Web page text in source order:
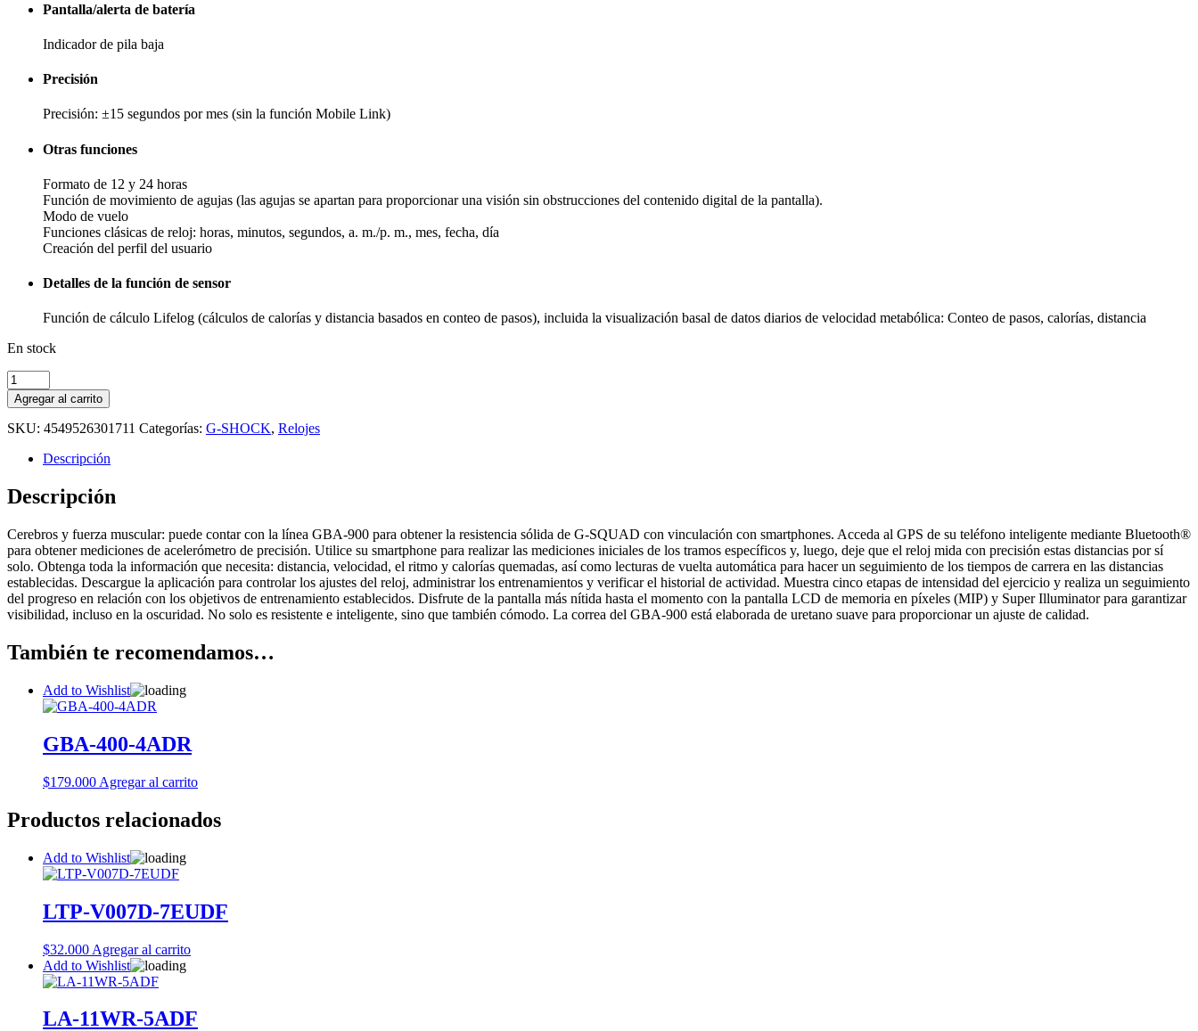
Pantalla/alerta de batería
Indicador de pila baja
Precisión
Precisión: ±15 segundos por mes (sin la función Mobile Link)
Otras funciones
Formato de 12 y 24 horas
Función de movimiento de agujas (las agujas se apartan para proporcionar una visión sin obstrucciones del contenido digital de la pantalla).
Modo de vuelo
Funciones clásicas de reloj: horas, minutos, segundos, a. m./p. m., mes, fecha, día
Creación del perfil del usuario
Detalles de la función de sensor
Función de cálculo Lifelog (cálculos de calorías y distancia basados en conteo de pasos), incluida la visualización basal de datos diarios de velocidad metabólica: Conteo de pasos, calorías, distancia
En stock
Agregar al carrito
SKU: 4549526301711 Categorías: G-SHOCK, Relojes
Descripción
Descripción
Cerebros y fuerza muscular: puede contar con la línea GBA-900 para obtener la resistencia sólida de G-SQUAD con vinculación con smartphones. Acceda al GPS de su teléfono inteligente mediante Bluetooth®
para obtener mediciones de acelerómetro de precisión. Utilice su smartphone para realizar las mediciones iniciales de los tramos específicos y, luego, deje que el reloj mida con precisión estas distancias por sí
solo. Obtenga toda la información que necesita: distancia, velocidad, el ritmo y calorías quemadas, así como lecturas de vuelta automática para hacer un seguimiento de los tiempos de carrera en las distancias
establecidas. Descargue la aplicación para controlar los ajustes del reloj, administrar los entrenamientos y verificar el historial de actividad. Muestra cinco etapas de intensidad del ejercicio y realiza un seguimiento
del progreso en relación con los objetivos de entrenamiento establecidos. Disfrute de la pantalla más nítida hasta el momento con la pantalla LCD de memoria en píxeles (MIP) y Super Illuminator para garantizar
visibilidad, incluso en la oscuridad. No solo es resistente e inteligente, sino que también cómodo. La correa del GBA-900 está elaborada de uretano suave para proporcionar un ajuste de calidad.
También te recomendamos…
Add to Wishlist
GBA-400-4ADR
$179.000 Agregar al carrito
Productos relacionados
Add to Wishlist
LTP-V007D-7EUDF
$32.000 Agregar al carrito
Add to Wishlist
LA-11WR-5ADF